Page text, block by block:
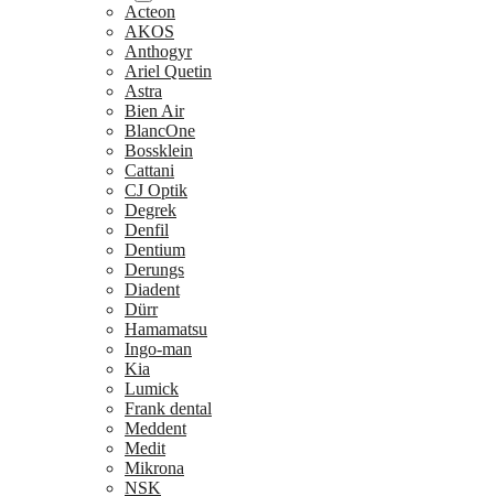
Acteon
AKOS
Anthogyr
Ariel Quetin
Astra
Bien Air
BlancOne
Bossklein
Cattani
CJ Optik
Degrek
Denfil
Dentium
Derungs
Diadent
Dürr
Hamamatsu
Ingo-man
Kia
Lumick
Frank dental
Meddent
Medit
Mikrona
NSK